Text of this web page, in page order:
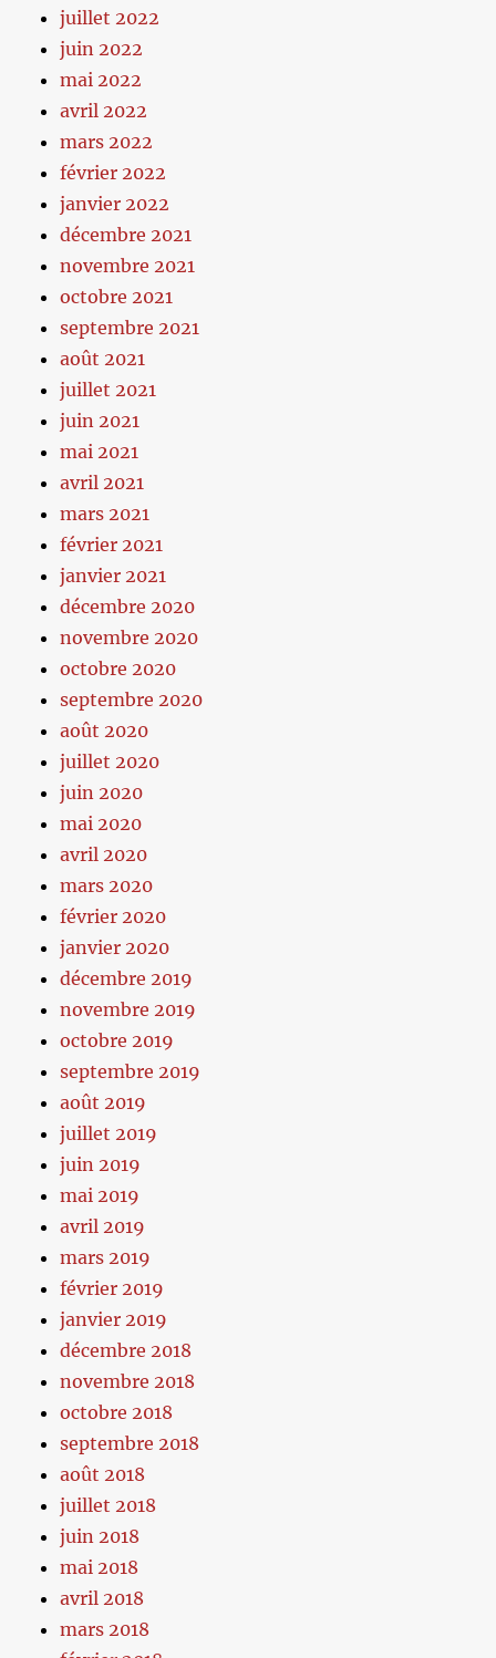
juillet 2022
juin 2022
mai 2022
avril 2022
mars 2022
février 2022
janvier 2022
décembre 2021
novembre 2021
octobre 2021
septembre 2021
août 2021
juillet 2021
juin 2021
mai 2021
avril 2021
mars 2021
février 2021
janvier 2021
décembre 2020
novembre 2020
octobre 2020
septembre 2020
août 2020
juillet 2020
juin 2020
mai 2020
avril 2020
mars 2020
février 2020
janvier 2020
décembre 2019
novembre 2019
octobre 2019
septembre 2019
août 2019
juillet 2019
juin 2019
mai 2019
avril 2019
mars 2019
février 2019
janvier 2019
décembre 2018
novembre 2018
octobre 2018
septembre 2018
août 2018
juillet 2018
juin 2018
mai 2018
avril 2018
mars 2018